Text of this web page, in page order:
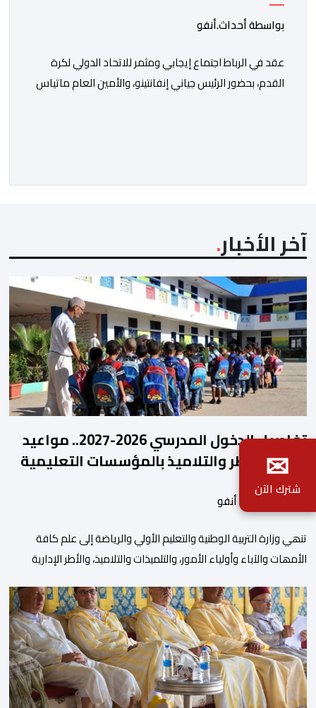
بواسطة أحداث.أنفو
عقد في الرباط اجتماع إيجابي ومثمر للاتحاد الدولي لكرة
القدم، بحضور الرئيس جياني إنفانتينو، والأمين العام ماتياس
المسؤول الوحيد المباشر والمنتخب من قِبل 211 اتحادا […]
آخر الأخبار
تفاصيل الدخول المدرسي 2026-2027.. مواعيد
التحاق الأطر والتلاميذ بالمؤسسات التعليمية
بواسطة أحداث. أنفو
تنھي وزارة التربیة الوطنیة والتعلیم الأولي والریاضة إلى علم كافة
الأمھات والآباء وأولیاء الأمور، والتلمیذات والتلامیذ، والأطر الإداریة
2027 سیتم في موعده الرسمي المحدد سلفا طبقا لمقتضیات المقرر
الوزاري رقم 047.26 الصادر بتاریخ 3 یولیوز 2026 بشأن تنظیم السنة
الدراسیة. وأوضحت الوزارة، في بلاغ، أن أطر […]
✉
شترك الآن